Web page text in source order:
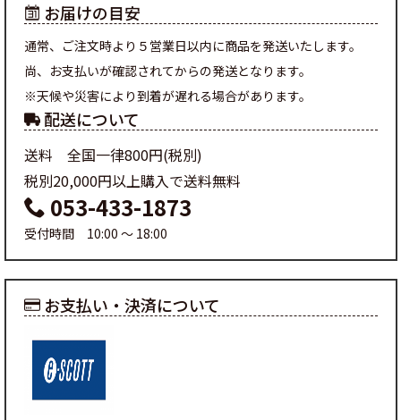
お届けの目安
通常、ご注文時より５営業日以内に商品を発送いたします。
尚、お支払いが確認されてからの発送となります。
※天候や災害により到着が遅れる場合があります。
配送について
送料 全国一律800円(税別)
税別20,000円以上購入で送料無料
053-433-1873
受付時間 10:00 ～ 18:00
お支払い・決済について